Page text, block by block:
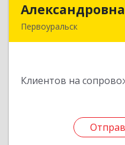
Александровна
Первоуральск
Клиентов на